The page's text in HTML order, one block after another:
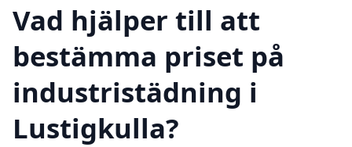
Vad hjälper till att
bestämma priset på
industristädning i
Lustigkulla?